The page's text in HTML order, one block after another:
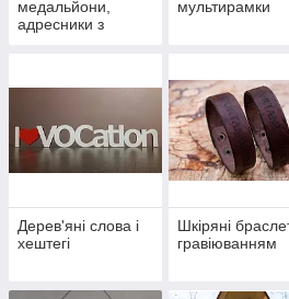
медальйони,
адресники з
мультирамки
Дерев'яні слова і
хештегі
Шкіряні
гравіюванням